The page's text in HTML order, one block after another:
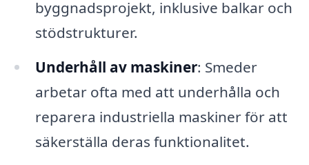
byggnadsprojekt, inklusive balkar och
stödstrukturer.
Underhåll av maskiner: Smeder
arbetar ofta med att underhålla och
reparera industriella maskiner för att
säkerställa deras funktionalitet.